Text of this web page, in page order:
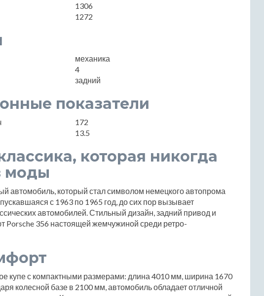
1306
1272
механика
4
задний
показатели
172
13.5
которая никогда
моды
автомобиль, который стал символом немецкого автопрома
с 1963 по 1965 год, до сих пор вызывает
автомобилей. Стильный дизайн, задний привод и
Porsche 356 настоящей жемчужиной среди ретро-
купе с компактными размерами: длина 4010 мм, ширина 1670
колесной базе в 2100 мм, автомобиль обладает отличной